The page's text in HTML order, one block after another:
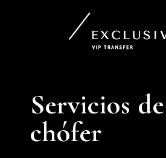
Servicios de
chófer